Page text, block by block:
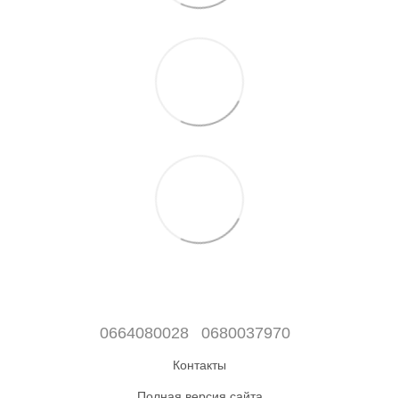
0664080028 0680037970
Контакты